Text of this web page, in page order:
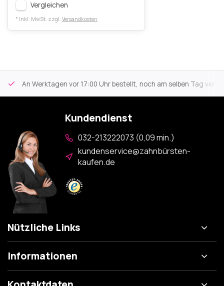
Vergleichen
* Inkl. MwSt. zzgl. Versandkosten
An Werktagen vor 17:00 Uhr bestellt, noch am selben Tag
Kundendienst
032-213222073 (0,09 min.)
kundenservice@zahnbürsten-
kaufen.de
Nützliche Links
Informationen